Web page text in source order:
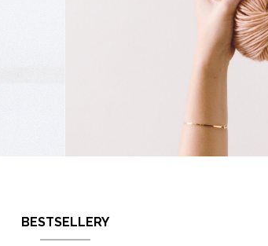
BESTSELLERY